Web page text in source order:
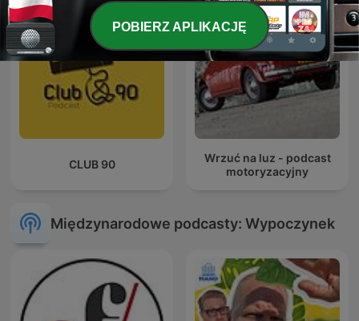
CLUB 90
Wrzuć na luz - podcast
motoryzacyjny
Międzynarodowe podcasty: Wypoczynek
POBIERZ APLIKACJĘ